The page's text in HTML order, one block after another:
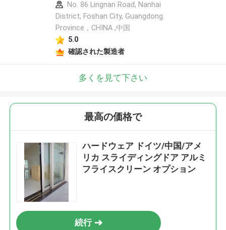
No. 86 Lingnan Road, Nanhai
District, Foshan City, Guangdong
Province，CHINA ,中国
5.0
確認された製造者
多くを見て下さい
最高の価格で
ハードウェア ドイツ/中国/アメ
リカ スライディングドア アルミ
フライスクリーン オプション
続行